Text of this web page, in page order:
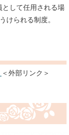
して任用される場
けられる制度。
＜外部リンク＞